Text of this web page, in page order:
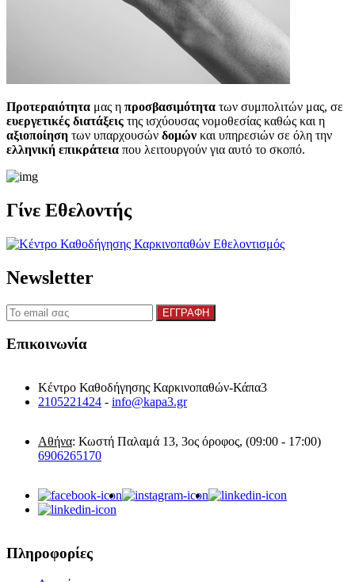
Προτεραιότητα μας η προσβασιμότητα των συμπολιτών μας, σε
ευεργετικές διατάξεις της ισχύουσας νομοθεσίας καθώς και η
αξιοποίηση των υπαρχουσών δομών και υπηρεσιών σε όλη την
ελληνική επικράτεια που λειτουργούν για αυτό το σκοπό.​
Γίνε Εθελοντής
Newsletter
Επικοινωνία
Κέντρο Καθοδήγησης Καρκινοπαθών-Κάπα3
2105221424 - info@kapa3.gr
Αθήνα: Κωστή Παλαμά 13, 3ος όροφος, (09:00 - 17:00)
6906265170
Πληροφορίες